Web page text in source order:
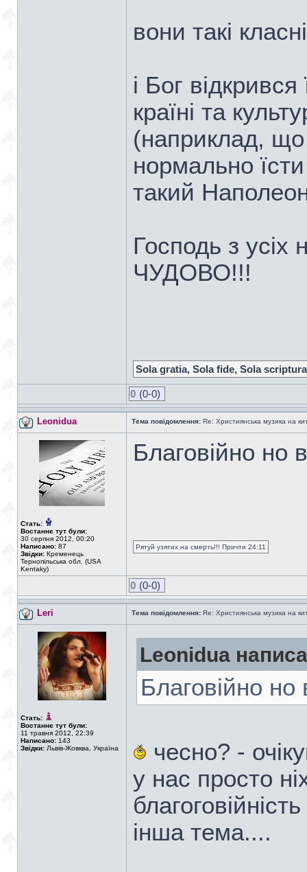
вони такі
і Бог
країні та
(наприклад,
нормально їсти
такий
Господь з усіх
ЧУДОВО!!!
Sola gratia, Sola fide, Sola scriptura
0 (0-0)
Leonidua Тема повідомлення: Re: Християнська музика на
Стать:
Востаннє тут були:
30 серпня 2012, 00:20
Написано: 87
Звідки: Кременець
Тернопільська обл. (USA
Kentaky)
Благовійно но
Рятуй узятих на смерть!!! Причти 24:11
0 (0-0)
Leri Тема повідомлення: Re: Християнська музика на
Стать:
Востаннє тут були:
11 травня 2012, 22:39
Написано: 143
Звідки: Львів-Жовква, Україна
Leonidua
Благовійно
чесно? -
у нас просто
інша тема....